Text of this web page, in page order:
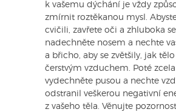
k vašemu dýchání je vždy
zmírnit roztěkanou mysl.
cvičili, zavřete oči a zhluboka se
nadechněte nosem a nechte
a břicho, aby se zvětšily, jak
čerstvým vzduchem. Poté
vydechněte pusou a nechte
odstranil veškerou negativní
z vašeho těla. Věnujte